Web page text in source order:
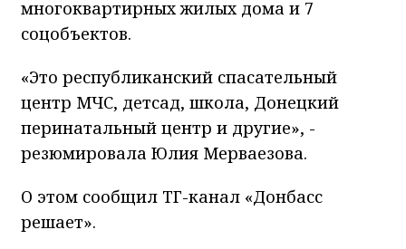
многоквартирных жилых дома и 7
соцобъектов.
«Это республиканский спасательный
центр МЧС, детсад, школа, Донецкий
перинатальный центр и другие», -
резюмировала Юлия Мерваезова.
О этом сообщил ТГ-канал «Донбасс
решает».